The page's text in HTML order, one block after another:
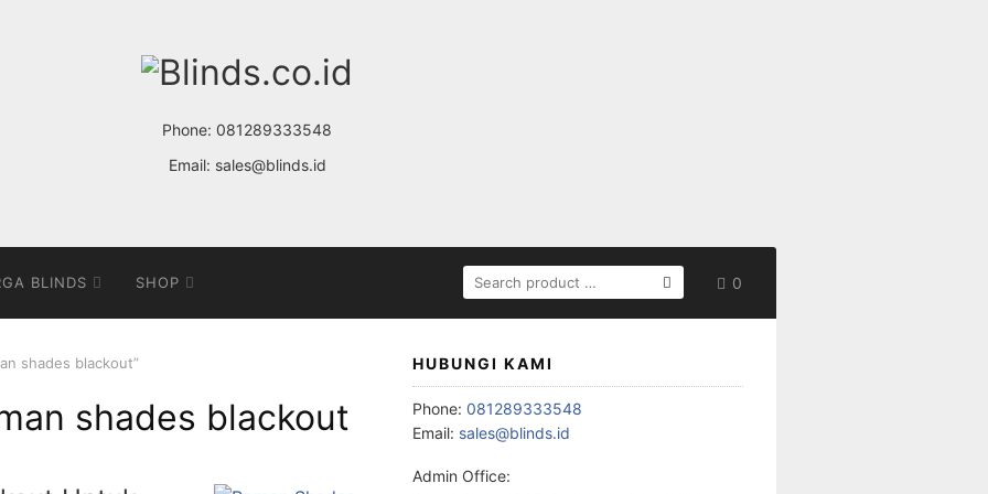
Phone: 081289333548
Email: sales@blinds.id
0
BLINDS SHOP
SEARCH
FOR:
shades blackout”
shades blackout
HUBUNGI KAMI
Phone: 081289333548
Email: sales@blinds.id
Admin Office: